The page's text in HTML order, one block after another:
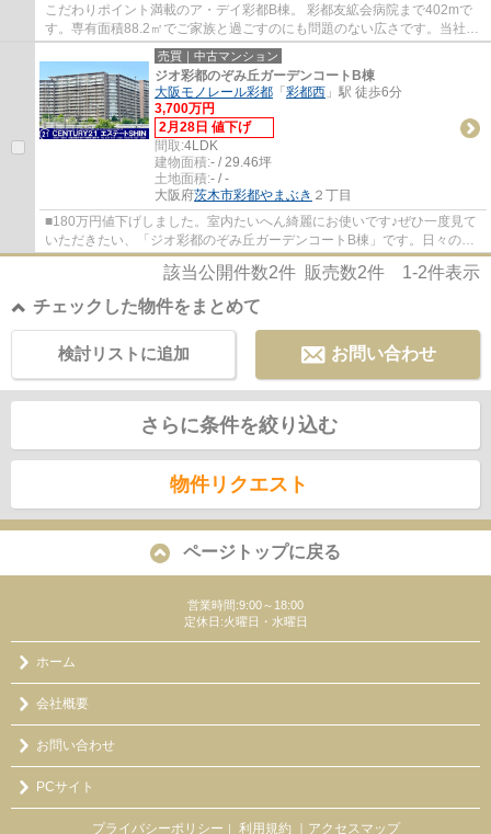
こだわりポイント満載のア・デイ彩都B棟。 彩都友絋会病院まで402mで
す。専有面積88.2㎡でご家族と過ごすのにも問題のない広さです。当社は
確かな不動産情報をご提供しております。こ...
売買｜中古マンション
ジオ彩都のぞみ丘ガーデンコートB棟
大阪モノレール彩都 「 彩都西 」駅 徒歩6分
3,700万円
2月28日 値下げ
間取:4LDK
建物面積:- / 29.46坪
土地面積:- / -
大阪府茨木市彩都やまぶき ２丁目
■180万円値下げしました。室内たいへん綺麗にお使いです♪ぜひ一度見て
いただきたい、「ジオ彩都のぞみ丘ガーデンコートB棟」です。日々の暮
らしに便利なラ・ムー 彩都店(スーパー)まで...
該当公開件数2件 販売数2件 1-2件表示
チェックした物件をまとめて
お問い合わせ
検討リストに追加
さらに条件を絞り込む
物件リクエスト
ページトップに戻る
営業時間:9:00～18:00
定休日:火曜日・水曜日
ホーム
会社概要
お問い合わせ
PCサイト
プライバシーポリシー ｜ 利用規約 ｜アクセスマップ